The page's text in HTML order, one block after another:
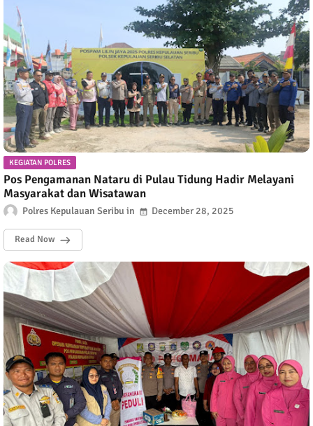
KEGIATAN POLRES
Pos Pengamanan Nataru di Pulau Tidung Hadir Melayani
Masyarakat dan Wisatawan
Polres Kepulauan Seribu December 28, 2025
Read Now